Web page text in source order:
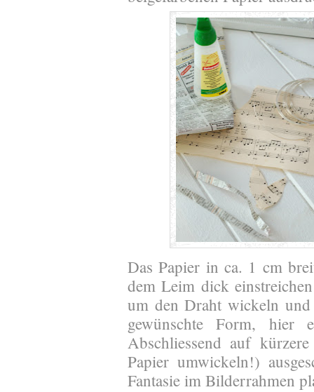
Das Papier in ca. 1 cm
dem Leim dick
um den Draht wickeln
gewünschte Form,
Abschliessend auf
Papier umwickeln!)
Fantasie im Bilderrahmen